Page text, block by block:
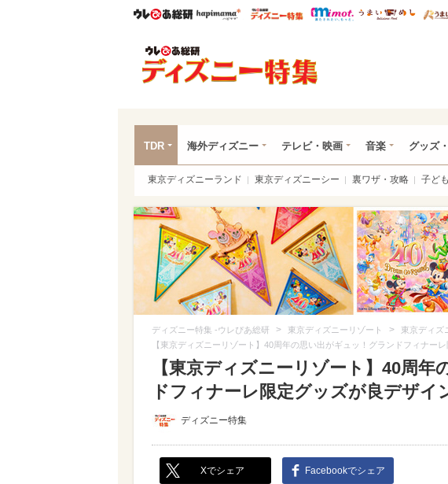
ウレぴあ総研ハピママ* ウレぴあ総研 ディズニー
mimot. うま
TDR 海外ディズニー テレビ・映画 音楽 グッズ
東京ディズニーランド 東京ディズニーシー 裏ワザ・攻略 子ど
ディズニー特集 -ウレぴあ総研 > 東京ディズニーリゾート > 東京ディズ
【東京ディズニーリゾート】40周年の思い出がギュッ！グランドフィナー
【東京ディズニーリゾート】40周
ドフィナーレ限定グッズが良デザイ
ディズニー特集
Xでシェア Facebookでシェア